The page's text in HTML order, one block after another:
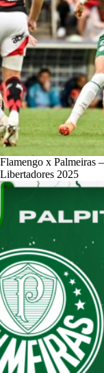
Flamengo x Palmeiras
Libertadores 2025